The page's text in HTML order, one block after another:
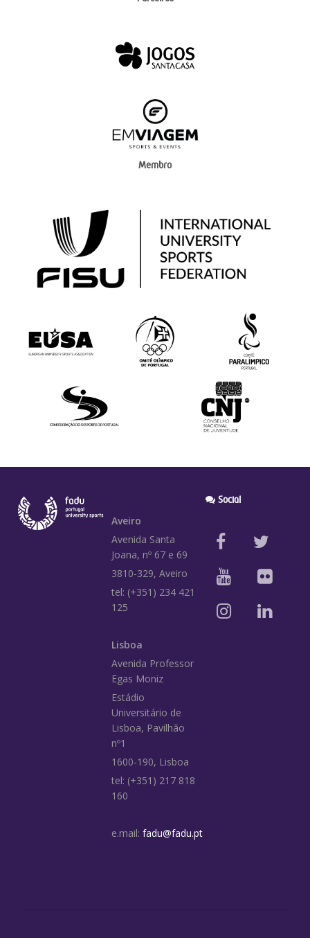
Membro
Aveiro
Avenida Santa
Joana, nº 67 e 69
3810-329, Aveiro
tel: (+351) 234 421
125
Lisboa
Avenida Professor
Egas Moniz
Estádio
Universitário de
Lisboa, Pavilhão
nº1
1600-190, Lisboa
tel: (+351) 217 818
160
e.mail: fadu@fadu.pt
Social